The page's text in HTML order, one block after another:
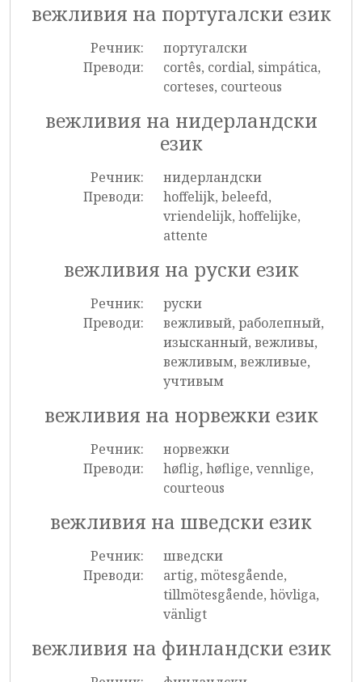
вежливия на португалски език
Речник:
португалски
Преводи:
cortês, cordial, simpática,
corteses, courteous
вежливия на нидерландски
език
Речник:
нидерландски
Преводи:
hoffelijk, beleefd,
vriendelijk, hoffelijke,
attente
вежливия на руски език
Речник:
руски
Преводи:
вежливый, раболепный,
изысканный, вежливы,
вежливым, вежливые,
учтивым
вежливия на норвежки език
Речник:
норвежки
Преводи:
høflig, høflige, vennlige,
courteous
вежливия на шведски език
Речник:
шведски
Преводи:
artig, mötesgående,
tillmötesgående, hövliga,
vänligt
вежливия на финландски език